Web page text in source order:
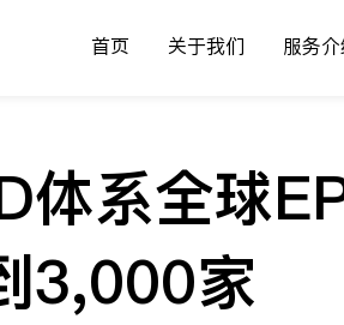
首页 关于我们 服务
体系全球
3,000家